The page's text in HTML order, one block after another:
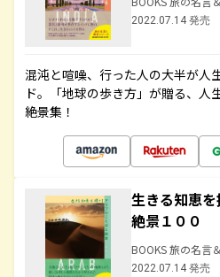
2022.07.14 発売
混沌と喧噪、行った人の大半が人
ド。「地球の歩き方」が贈る、人
絶景集！
生きる知恵
絶景１００
BOOKS 旅の名言
2022.07.14 発売